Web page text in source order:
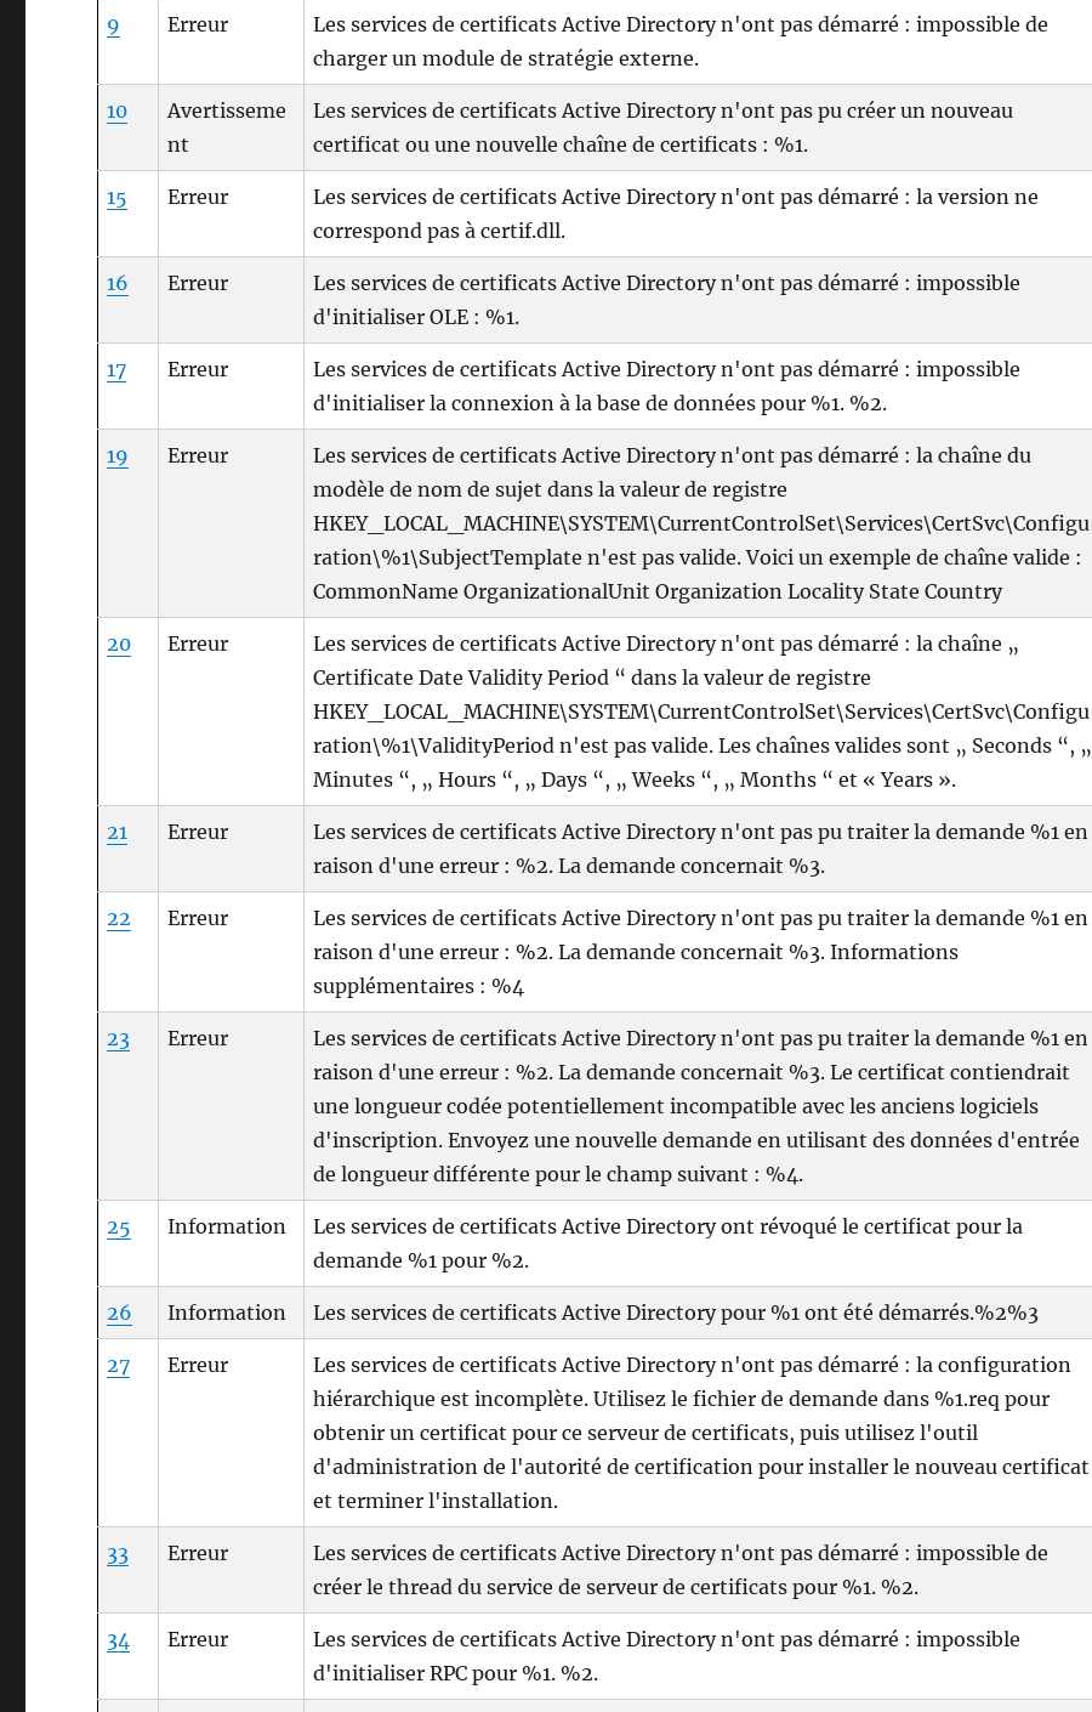
9 Erreur
Les services de certificats Active Directory n'ont pas démarré : impossible de
charger un module de stratégie externe.
10
Avertisseme
nt
Les services de certificats Active Directory n'ont pas pu créer un nouveau
certificat ou une nouvelle chaîne de certificats : %1.
15 Erreur
Les services de certificats Active Directory n'ont pas démarré : la version ne
correspond pas à certif.dll.
16 Erreur
Les services de certificats Active Directory n'ont pas démarré : impossible
d'initialiser OLE : %1.
17 Erreur
Les services de certificats Active Directory n'ont pas démarré : impossible
d'initialiser la connexion à la base de données pour %1. %2.
19 Erreur
Les services de certificats Active Directory n'ont pas démarré : la chaîne du
modèle de nom de sujet dans la valeur de registre
HKEY_LOCAL_MACHINE\SYSTEM\CurrentControlSet\Services\CertSvc\Configu
ration\%1\SubjectTemplate n'est pas valide. Voici un exemple de chaîne valide :
CommonName OrganizationalUnit Organization Locality State Country
20 Erreur
Les services de certificats Active Directory n'ont pas démarré : la chaîne „
Certificate Date Validity Period “ dans la valeur de registre
HKEY_LOCAL_MACHINE\SYSTEM\CurrentControlSet\Services\CertSvc\Configu
ration\%1\ValidityPeriod n'est pas valide. Les chaînes valides sont „ Seconds “, „
Minutes “, „ Hours “, „ Days “, „ Weeks “, „ Months “ et « Years ».
21 Erreur
Les services de certificats Active Directory n'ont pas pu traiter la demande %1 en
raison d'une erreur : %2. La demande concernait %3.
22 Erreur
Les services de certificats Active Directory n'ont pas pu traiter la demande %1 en
raison d'une erreur : %2. La demande concernait %3. Informations
supplémentaires : %4
23 Erreur
Les services de certificats Active Directory n'ont pas pu traiter la demande %1 en
raison d'une erreur : %2. La demande concernait %3. Le certificat contiendrait
une longueur codée potentiellement incompatible avec les anciens logiciels
d'inscription. Envoyez une nouvelle demande en utilisant des données d'entrée
de longueur différente pour le champ suivant : %4.
25 Information
Les services de certificats Active Directory ont révoqué le certificat pour la
demande %1 pour %2.
26 Information Les services de certificats Active Directory pour %1 ont été démarrés.%2%3
27 Erreur
Les services de certificats Active Directory n'ont pas démarré : la configuration
hiérarchique est incomplète. Utilisez le fichier de demande dans %1.req pour
obtenir un certificat pour ce serveur de certificats, puis utilisez l'outil
d'administration de l'autorité de certification pour installer le nouveau certificat
et terminer l'installation.
33 Erreur
Les services de certificats Active Directory n'ont pas démarré : impossible de
créer le thread du service de serveur de certificats pour %1. %2.
34 Erreur
Les services de certificats Active Directory n'ont pas démarré : impossible
d'initialiser RPC pour %1. %2.